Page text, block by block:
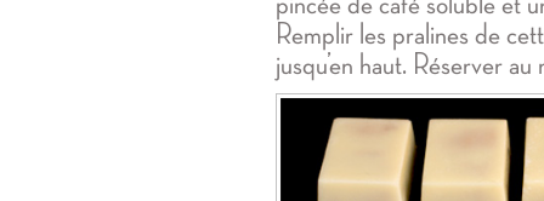
Remplir les pralines de
jusqu’en haut. Réserver